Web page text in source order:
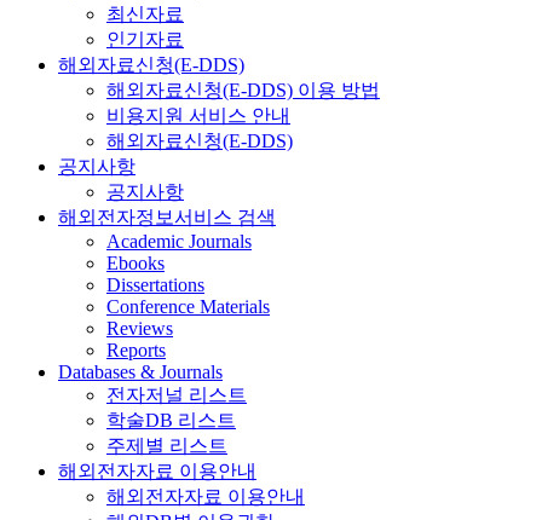
최신자료
인기자료
해외자료신청(E-DDS)
해외자료신청(E-DDS) 이용 방법
비용지원 서비스 안내
해외자료신청(E-DDS)
공지사항
공지사항
해외전자정보서비스 검색
Academic Journals
Ebooks
Dissertations
Conference Materials
Reviews
Reports
Databases & Journals
전자저널 리스트
학술DB 리스트
주제별 리스트
해외전자자료 이용안내
해외전자자료 이용안내